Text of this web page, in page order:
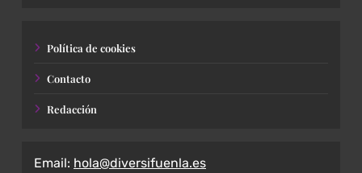
Política de cookies
Contacto
Redacción
Email: hola@diversifuenla.es